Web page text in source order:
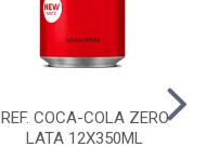
REF. COCA-COLA ZERO
LATA 12X350ML